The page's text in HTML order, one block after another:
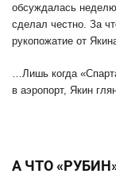
обсуждалась
сделал честно. За
рукопожатие от
…Лишь когда
в аэропорт, Якин
А ЧТО